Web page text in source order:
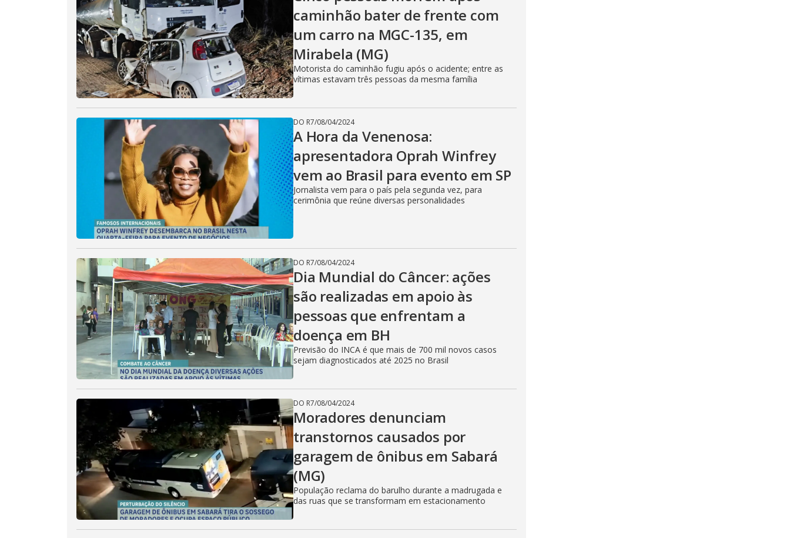
i
d
e
o
caminhão bater de frente com
um carro na MGC-135, em
Mirabela (MG)
Motorista do caminhão fugiu após o acidente; entre as
vítimas estavam três pessoas da mesma família
DO R7/08/04/2024
A Hora da Venenosa:
apresentadora Oprah Winfrey
vem ao Brasil para evento em SP
Jornalista vem para o país pela segunda vez, para
cerimônia que reúne diversas personalidades
DO R7/08/04/2024
Dia Mundial do Câncer: ações
são realizadas em apoio às
pessoas que enfrentam a
doença em BH
Previsão do INCA é que mais de 700 mil novos casos
sejam diagnosticados até 2025 no Brasil
DO R7/08/04/2024
Moradores denunciam
transtornos causados por
garagem de ônibus em Sabará
(MG)
População reclama do barulho durante a madrugada e
das ruas que se transformam em estacionamento